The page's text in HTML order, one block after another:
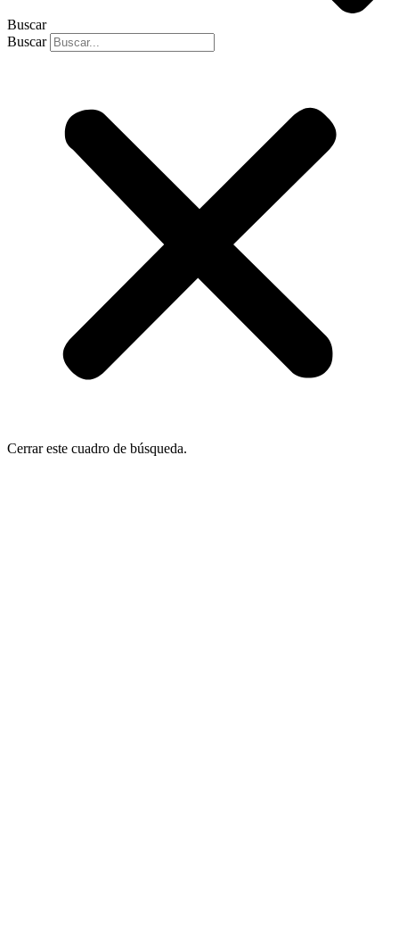
Buscar
Buscar
Cerrar este cuadro de búsqueda.